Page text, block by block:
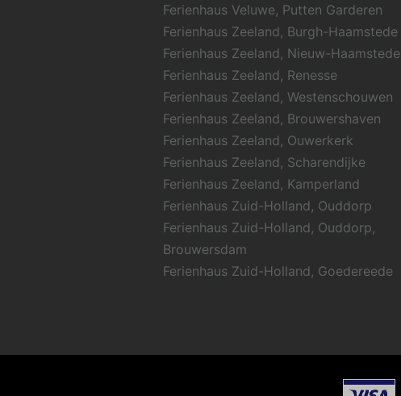
Ferienhaus Veluwe, Putten Garderen
Ferienhaus Zeeland, Burgh-Haamstede
Ferienhaus Zeeland, Nieuw-Haamstede
Ferienhaus Zeeland, Renesse
Ferienhaus Zeeland, Westenschouwen
Ferienhaus Zeeland, Brouwershaven
Ferienhaus Zeeland, Ouwerkerk
Ferienhaus Zeeland, Scharendijke
Ferienhaus Zeeland, Kamperland
Ferienhaus Zuid-Holland, Ouddorp
Ferienhaus Zuid-Holland, Ouddorp,
Brouwersdam
Ferienhaus Zuid-Holland, Goedereede